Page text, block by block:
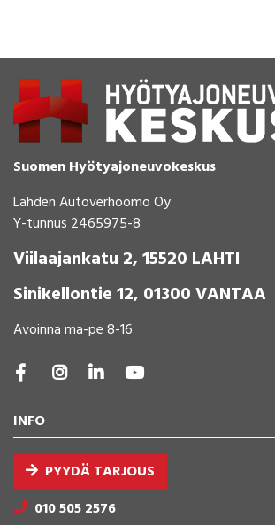
Suomen Hyötyajoneuvokeskus
Lahden Autoverhoomo Oy
Y-tunnus 2465975-8
Viilaajankatu 2, 15520 LAHTI
Sinikellontie 12, 01300 VANTAA
Avoinna ma-pe 8-16
INFO
PYYDÄ TARJOUS
010 505 2576